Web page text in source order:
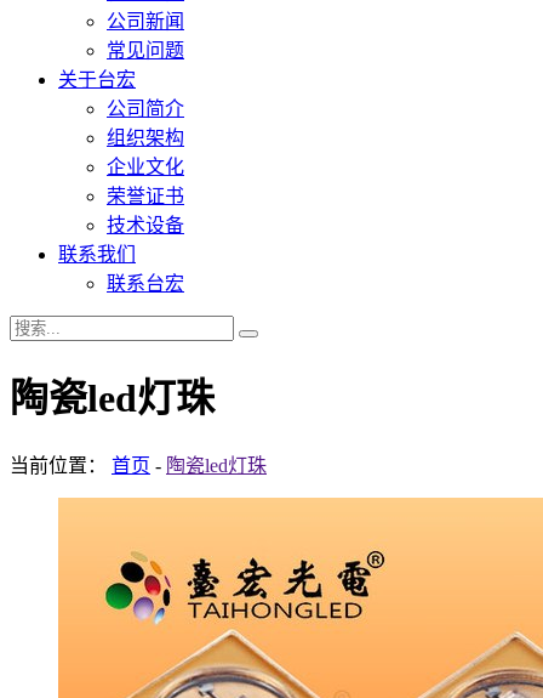
公司新闻
常见问题
关于台宏
公司简介
组织架构
企业文化
荣誉证书
技术设备
联系我们
联系台宏
陶瓷led灯珠
当前位置： 首页 - 陶瓷led灯珠